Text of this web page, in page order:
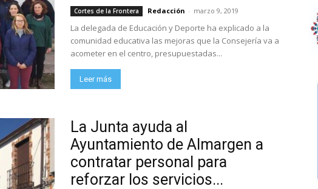
Cortes de la Frontera Redacción - marzo 9, 2019
La delegada de Educación y Deporte ha explicado a la
comunidad educativa las mejoras que la Consejería va a
acometer en el centro, presupuestadas...
Leer más
La Junta ayuda al
Ayuntamiento de Almargen a
contratar personal para
reforzar los servicios...